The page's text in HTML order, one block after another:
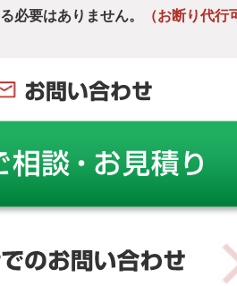
必要はありません。
（お断り代行
お問い合わせ